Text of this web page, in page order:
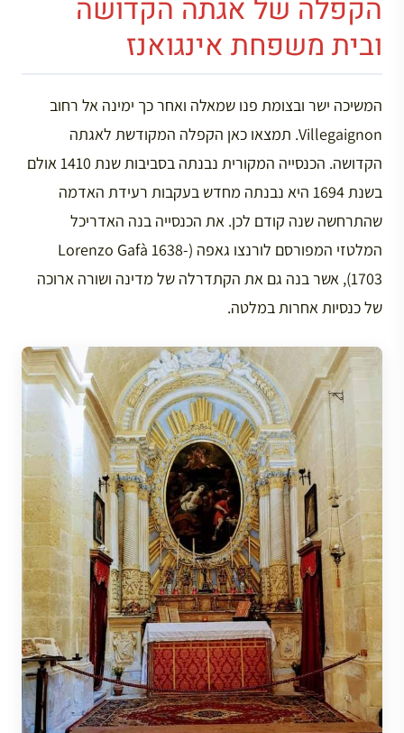
הקפלה של אגתה הקדושה
ובית משפחת אינגואנז
המשיכה ישר ובצומת פנו שמאלה ואחר כך ימינה אל רחוב
Villegaignon. תמצאו כאן הקפלה המקודשת לאגתה
הקדושה. הכנסייה המקורית נבנתה בסביבות שנת 1410 אולם
בשנת 1694 היא נבנתה מחדש בעקבות רעידת האדמה
שהתרחשה שנה קודם לכן. את הכנסייה בנה האדריכל
המלטזי המפורסם לורנצו גאפה (Lorenzo Gafà 1638-
1703), אשר בנה גם את הקתדרלה של מדינה ושורה ארוכה
של כנסיות אחרות במלטה.